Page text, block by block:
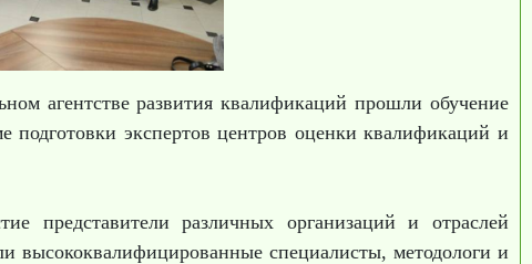
агентстве развития квалификаций прошли обучение
подготовки экспертов центров оценки квалификаций и
представители различных организаций и отраслей
высококвалифицированные специалисты, методологи и